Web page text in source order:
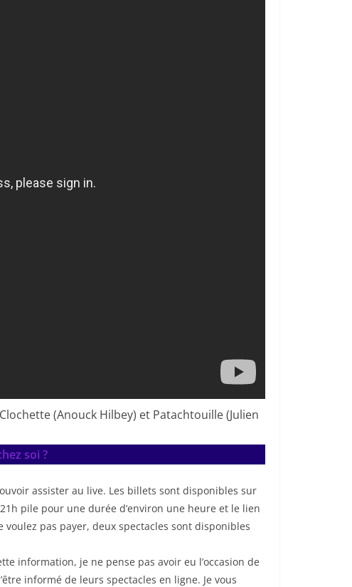
(Anouck Hilbey) et Patachtouille (Julien
soi ?
assister au live. Les billets sont disponibles sur
pile pour une durée d’environ une heure et le lien
voulez pas payer, deux spectacles sont disponibles
information, je ne pense pas avoir eu l’occasion de
informé de leurs spectacles en ligne. Je vous